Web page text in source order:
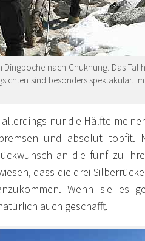
Dingboche nach Chukhung. Das Tal
sind besonders spektakulär.
nur die Hälfte
und absolut topfit.
an die fünf zu
dass die drei
Wenn sie es
auch geschafft.